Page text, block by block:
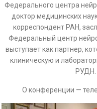
Федерального центра
доктор медицинских
корреспондент РАН,
Федеральный центр
выступает как партнер,
клиническую и
РУДН.
О конференции —